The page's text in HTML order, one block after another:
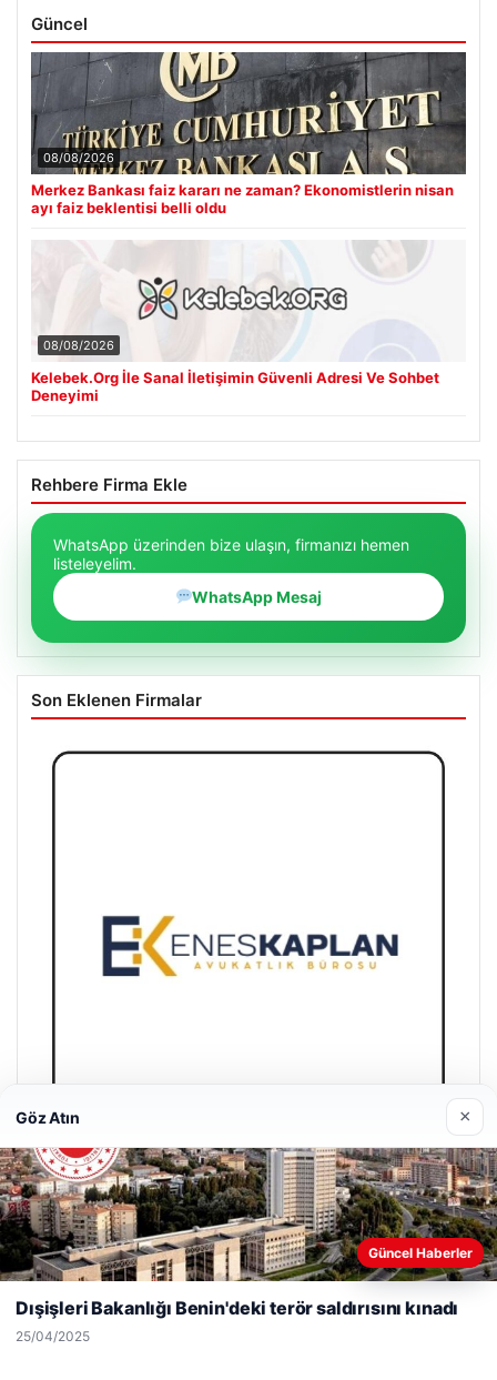
Güncel
08/08/2026
Merkez Bankası faiz kararı ne zaman? Ekonomistlerin nisan
ayı faiz beklentisi belli oldu
08/08/2026
Kelebek.Org İle Sanal İletişimin Güvenli Adresi Ve Sohbet
Deneyimi
Rehbere Firma Ekle
WhatsApp üzerinden bize ulaşın, firmanızı hemen
listeleyelim.
WhatsApp Mesaj
Son Eklenen Firmalar
Enes Kaplan Avukatlık Bürosu
28/04/2026
Web sitemizi nasıl kullandığınızı daha iyi anlayabilmek,
deneyiminizi kişiselleştirmek ve geliştirmek amacıyla çerezler
Reddet Kabul Et
Göz Atın ×
Güncel Haberler
Dışişleri Bakanlığı Benin'deki terör saldırısını kınadı
25/04/2025